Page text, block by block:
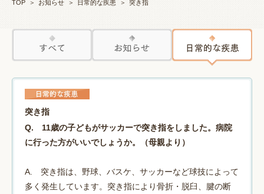
TOP ＞ お知らせ ＞ 日常的な疾患 ＞ 突き指
突き指
Q. 11歳の子どもがサッカーで突き指をしました。病院
に行った方がいいでしょうか。（母親より）
A. 突き指は、野球、バスケ、サッカーなど球技によって
多く発生しています。突き指により骨折・脱臼、腱の断